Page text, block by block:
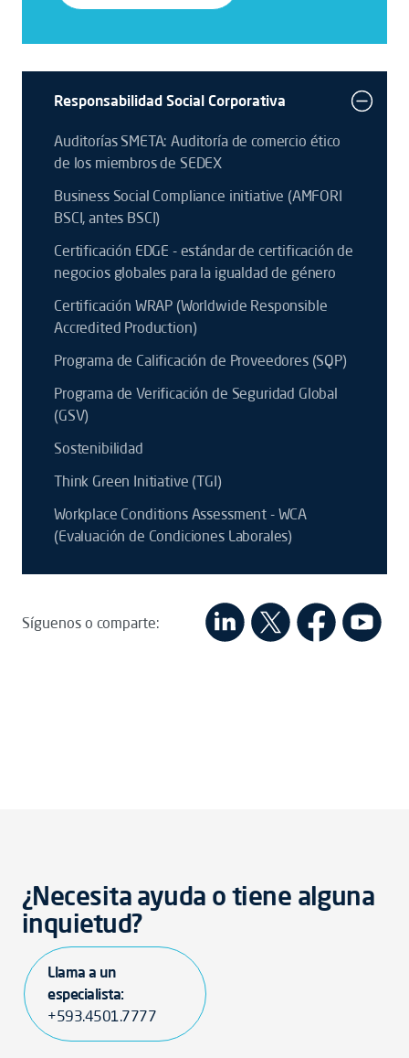
Responsabilidad Social Corporativa
Auditorías SMETA: Auditoría de comercio ético
de los miembros de SEDEX
Business Social Compliance initiative (AMFORI
BSCI, antes BSCI)
Certificación EDGE - estándar de certificación de
negocios globales para la igualdad de género
Certificación WRAP (Worldwide Responsible
Accredited Production)
Programa de Calificación de Proveedores (SQP)
Programa de Verificación de Seguridad Global
(GSV)
Sostenibilidad
Think Green Initiative (TGI)
Workplace Conditions Assessment - WCA
(Evaluación de Condiciones Laborales)
Síguenos o comparte:
¿Necesita ayuda o tiene alguna
inquietud?
Llama a un
especialista:
+593.4501.7777